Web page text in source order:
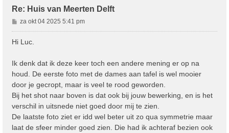
Re: Huis van Meerten Delft
B
e
r
h
t
za okt 04 2025 5:41 pm
Hi Luc.
Ik denk dat ik deze keer toch een andere mening er op na
houd. De eerste foto met de dames aan tafel is wel mooier
door je gecropt, maar is veel te rood geworden.
Bij het shot naar boven is dat ook bij jouw bewerking, en is het
verschil in uitsnede niet goed door mij te zien.
De laatste foto ziet er idd wel beter uit zo qua symmetrie maar
laat de sfeer minder goed zien. Die had ik achteraf bezien ook